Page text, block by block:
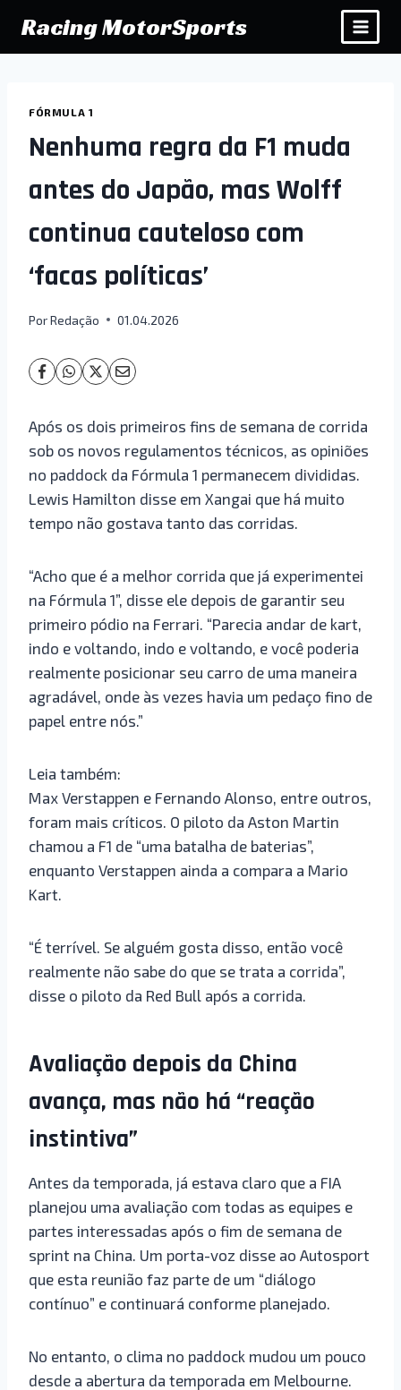
para
o
Racing MotorSports
FÓRMULA 1
Nenhuma regra da F1 muda
antes do Japão, mas Wolff
continua cauteloso com
‘facas políticas’
PorRedação 01.04.2026
Após os dois primeiros fins de semana de corrida
sob os novos regulamentos técnicos, as opiniões
no paddock da Fórmula 1 permanecem divididas.
Lewis Hamilton disse em Xangai que há muito
tempo não gostava tanto das corridas.
“Acho que é a melhor corrida que já experimentei
na Fórmula 1”, disse ele depois de garantir seu
primeiro pódio na Ferrari. “Parecia andar de kart,
indo e voltando, indo e voltando, e você poderia
realmente posicionar seu carro de uma maneira
agradável, onde às vezes havia um pedaço fino de
papel entre nós.”
Leia também:
Max Verstappen e Fernando Alonso, entre outros,
foram mais críticos. O piloto da Aston Martin
chamou a F1 de “uma batalha de baterias”,
enquanto Verstappen ainda a compara a Mario
Kart.
“É terrível. Se alguém gosta disso, então você
realmente não sabe do que se trata a corrida”,
disse o piloto da Red Bull após a corrida.
Avaliação depois da China
avança, mas não há “reação
instintiva”
Antes da temporada, já estava claro que a FIA
planejou uma avaliação com todas as equipes e
partes interessadas após o fim de semana de
sprint na China. Um porta-voz disse ao Autosport
que esta reunião faz parte de um “diálogo
contínuo” e continuará conforme planejado.
No entanto, o clima no paddock mudou um pouco
desde a abertura da temporada em Melbourne.